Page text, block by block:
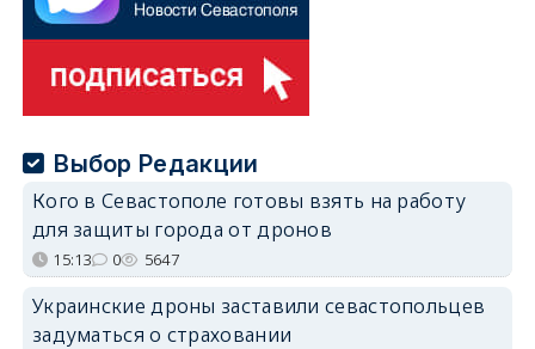
Выбор Редакции
Кого в Севастополе готовы взять на работу
для защиты города от дронов
15:13 0 5647
Украинские дроны заставили севастопольцев
задуматься о страховании